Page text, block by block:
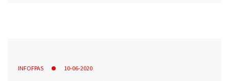
INFOFPAS 10-06-2020